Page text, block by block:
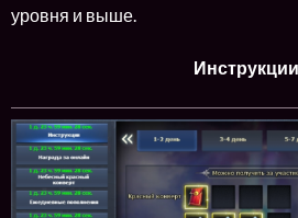
уровня и выше.
Инструкции